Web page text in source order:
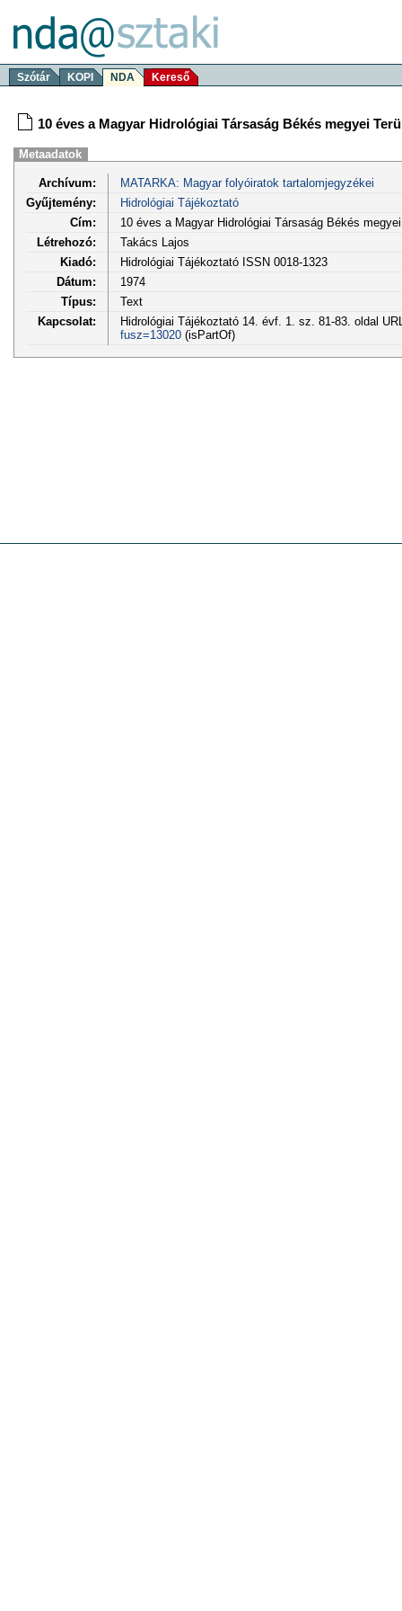
Szótár KOPI NDA Kereső
10 éves a Magyar Hidrológiai Társaság Békés megyei
Metaadatok
Archívum:
MATARKA: Magyar folyóiratok tartalomjegyzékei
Gyűjtemény:
Hidrológiai Tájékoztató
Cím:
10 éves a Magyar Hidrológiai Társaság Békés
Létrehozó:
Takács Lajos
Kiadó:
Hidrológiai Tájékoztató ISSN 0018-1323
Dátum:
1974
Típus:
Text
Kapcsolat:
Hidrológiai Tájékoztató 14. évf. 1. sz. 81-83. oldal
fusz=13020(isPartOf)